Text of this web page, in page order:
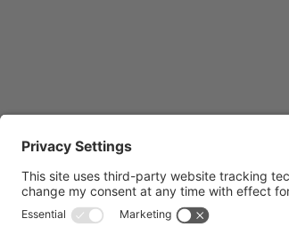
Compliance Center
使用條款
聯絡我們